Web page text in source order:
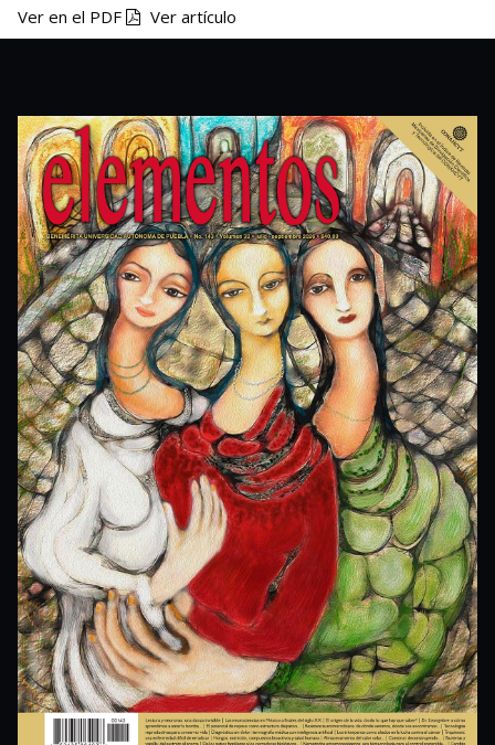
Ver en el PDF Ver artículo